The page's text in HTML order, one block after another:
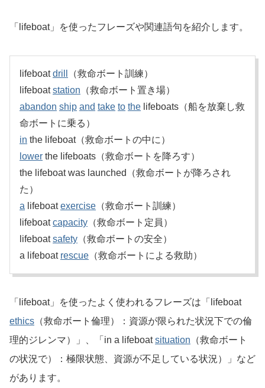
「lifeboat」を使ったフレーズや関連語句を紹介します。
lifeboatdrill
（救命ボート訓練）
lifeboatstation （救命ボート置き場）
abandon ship and take to the lifeboats（船を放棄し救
命ボートに乗る）
in the lifeboat（救命ボートの中に）
lower the lifeboats（救命ボートを降ろす）
the lifeboat was launched（救命ボートが降ろされ
た）
a lifeboatexercise （救命ボート訓練）
lifeboatcapacity （救命ボート定員）
lifeboatsafety （救命ボートの安全）
a lifeboat rescue （救命ボートによる救助）
「lifeboat」を使ったよく使われるフレーズは「lifeboat
ethics （救命ボート倫理）：資源が限られた状況下での倫
理的ジレンマ）」、「in a lifeboatsituation （救命ボート
の状況で）：極限状態、資源が不足している状況）」など
があります。